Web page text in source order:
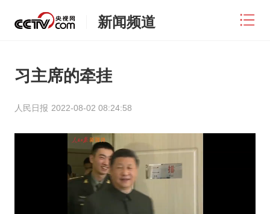
新闻频道
习主席的牵挂
人民日报 2022-08-02 08:24:58